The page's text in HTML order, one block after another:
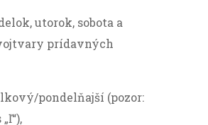
utorok, sobota a
prídavných
pondelňajší (pozor: